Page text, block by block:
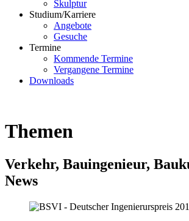
Skulptur
Studium/Karriere
Angebote
Gesuche
Termine
Kommende Termine
Vergangene Termine
Downloads
Themen
Verkehr, Bauingenieur,
News